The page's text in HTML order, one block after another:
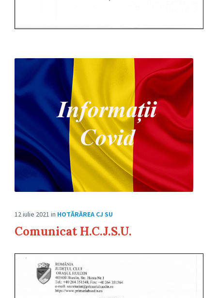
12 iulie 2021 in HOTĂRÂREA CJ SU
Comunicat H.C.J.S.U.